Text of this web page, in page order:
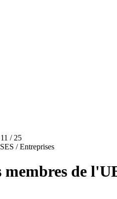
11 / 25
/ Entreprises
membres de